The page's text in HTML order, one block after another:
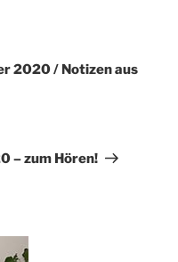
2020 / Notizen aus
– zum Hören!